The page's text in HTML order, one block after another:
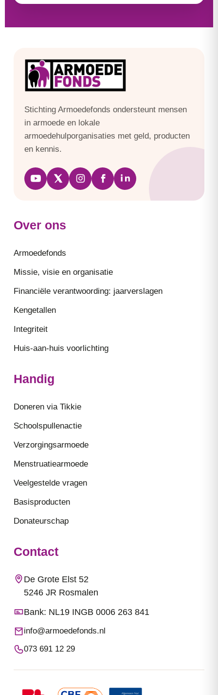
Stichting Armoedefonds ondersteunt mensen
in armoede en lokale
armoedehulporganisaties met geld, producten
en kennis.
Over ons
Armoedefonds
Missie, visie en organisatie
Financiële verantwoording: jaarverslagen
Kengetallen
Integriteit
Huis-aan-huis voorlichting
Handig
Doneren via Tikkie
Schoolspullenactie
Verzorgingsarmoede
Menstruatiearmoede
Veelgestelde vragen
Basisproducten
Donateurschap
Contact
De Grote Elst 52
5246 JR Rosmalen
Bank: NL19 INGB 0006 263 841
info@armoedefonds.nl
073 691 12 29